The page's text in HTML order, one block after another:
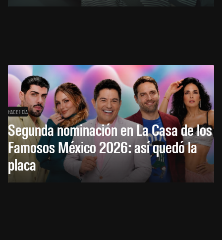
HACE 1 DÍA
Segunda nominación en La Casa de los
Famosos México 2026: así quedó la
placa